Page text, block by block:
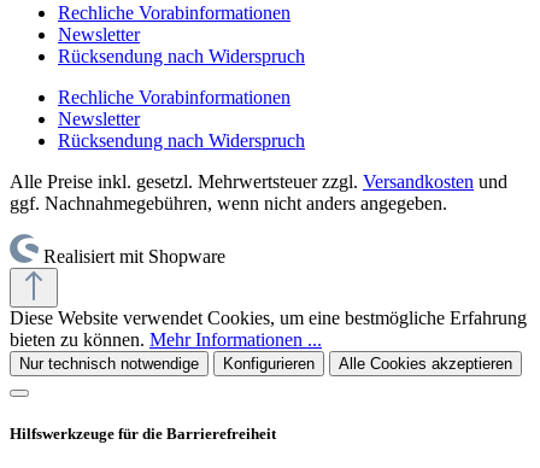
Rechliche Vorabinformationen
Newsletter
Rücksendung nach Widerspruch
Rechliche Vorabinformationen
Newsletter
Rücksendung nach Widerspruch
Alle Preise inkl. gesetzl. Mehrwertsteuer zzgl. Versandkosten und
ggf. Nachnahmegebühren, wenn nicht anders angegeben.
Realisiert mit Shopware
Diese Website verwendet Cookies, um eine bestmögliche Erfahrung
bieten zu können. Mehr Informationen ...
Nur technisch notwendige Konfigurieren Alle Cookies akzeptieren
Hilfswerkzeuge für die Barrierefreiheit